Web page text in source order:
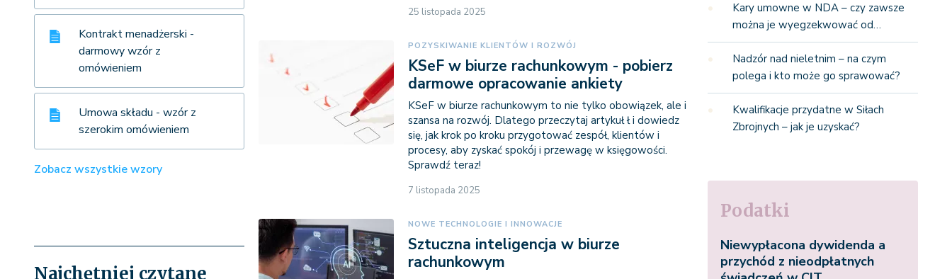
Kontrakt menadżerski -
darmowy wzór z
omówieniem
Umowa składu - wzór z
szerokim omówieniem
Zobacz wszystkie wzory
Najchętniej czytane
25 listopada 2025
POZYSKIWANIE KLIENTÓW I ROZWÓJ
KSeF w biurze rachunkowym - pobierz
darmowe opracowanie ankiety
KSeF w biurze rachunkowym to nie tylko obowiązek, ale i
szansa na rozwój. Dlatego przeczytaj artykuł ł i dowiedz
się, jak krok po kroku przygotować zespół, klientów i
procesy, aby zyskać spokój i przewagę w księgowości.
Sprawdź teraz!
7 listopada 2025
NOWE TECHNOLOGIE I INNOWACJE
Sztuczna inteligencja w biurze
rachunkowym
Kary umowne w NDA – czy zawsze
można je wyegzekwować od…
Nadzór nad nieletnim – na czym
polega i kto może go sprawować?
Kwalifikacje przydatne w Siłach
Zbrojnych – jak je uzyskać?
Podatki
Niewypłacona dywidenda a
przychód z nieodpłatnych